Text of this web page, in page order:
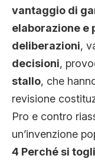
vantaggio di
elaborazione e
deliberazioni,
decisioni,
stallo, che
revisione
Pro e contro
un’invenzione
4 Perché si